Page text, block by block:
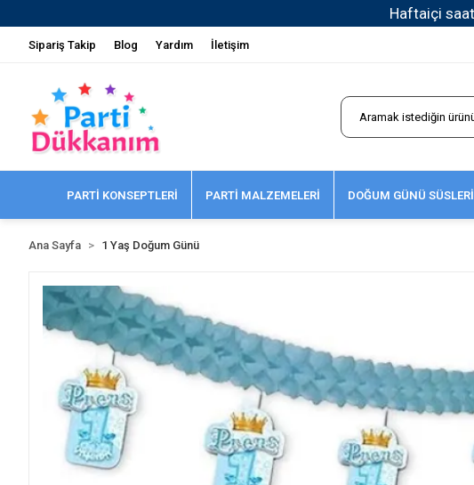
Sipariş Takip Blog Yardım İletişim
PARTİ KONSEPTLERİ PARTİ MALZEMELERİ DOĞUM GÜNÜ SÜSLERİ
Ana Sayfa 1 Yaş Doğum Günü